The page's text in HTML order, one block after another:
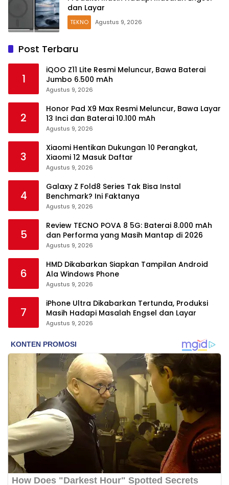
dan Layar
TEKNO Agustus 9, 2026
Post Terbaru
1
iQOO Z11 Lite Resmi Meluncur, Bawa Baterai
Jumbo 6.500 mAh
Agustus 9, 2026
2
Honor Pad X9 Max Resmi Meluncur, Bawa Layar
13 Inci dan Baterai 10.100 mAh
Agustus 9, 2026
3
Xiaomi Hentikan Dukungan 10 Perangkat,
Xiaomi 12 Masuk Daftar
Agustus 9, 2026
4
Galaxy Z Fold8 Series Tak Bisa Instal
Benchmark? Ini Faktanya
Agustus 9, 2026
5
Review TECNO POVA 8 5G: Baterai 8.000 mAh
dan Performa yang Masih Mantap di 2026
Agustus 9, 2026
6
HMD Dikabarkan Siapkan Tampilan Android
Ala Windows Phone
Agustus 9, 2026
7
iPhone Ultra Dikabarkan Tertunda, Produksi
Masih Hadapi Masalah Engsel dan Layar
Agustus 9, 2026